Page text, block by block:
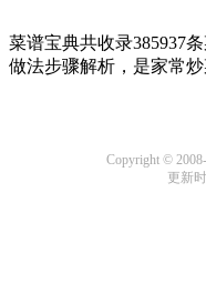
菜谱宝典共收录385937
做法步骤解析，是家常炒
Copyright ©
更新